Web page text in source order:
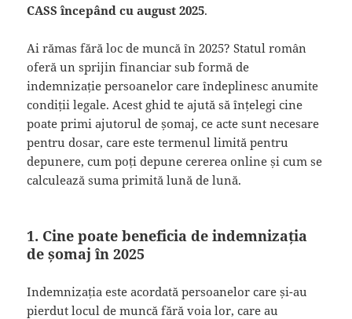
CASS începând cu august 2025.
Ai rămas fără loc de muncă în 2025? Statul român
oferă un sprijin financiar sub formă de
indemnizație persoanelor care îndeplinesc anumite
condiții legale. Acest ghid te ajută să înțelegi cine
poate primi ajutorul de șomaj, ce acte sunt necesare
pentru dosar, care este termenul limită pentru
depunere, cum poți depune cererea online și cum se
calculează suma primită lună de lună.
1. Cine poate beneficia de indemnizația
de șomaj în 2025
Indemnizația este acordată persoanelor care și-au
pierdut locul de muncă fără voia lor, care au